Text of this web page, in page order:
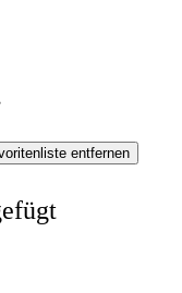
entfernen